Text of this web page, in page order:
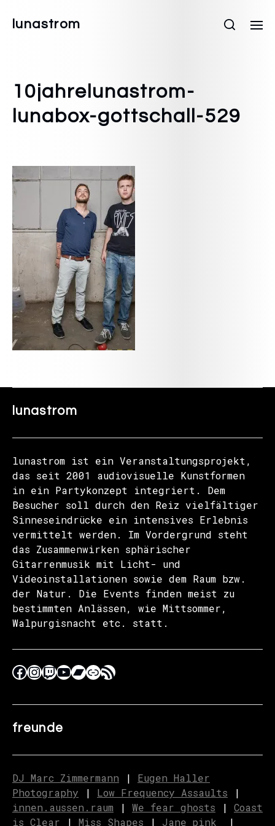
lunastrom
10jahrelunastrom-
lunabox-gottschall-529
lunastrom
lunastrom ist ein Veranstaltungsprojekt,
das seit 2001 audiovisuelle Kunstformen
in ein Partykonzept integriert. Dem
Besucher soll durch den Reiz vielfältiger
Sinneseindrücke ein intensives Erlebnis
vermittelt werden. Im Vordergrund steht
das Zusammenwirken sphärischer
Gitarrenmusik mit Licht- und
Videoinstallationen sowie dem Raum bzw.
der Natur. Die Events finden meist zu
bestimmten Anlässen, wie Mittsommer,
Walpurgisnacht etc. statt.
freunde
DJ Marc Zimmermann | Eugen Haller
Photography | Low Frequency Assaults |
innen.aussen.raum | We fear ghosts | Coast
is Clear | Miss Shapes | Jane_pink_ |